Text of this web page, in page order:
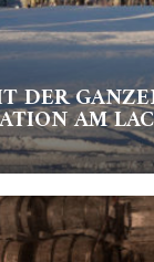
DER
AM